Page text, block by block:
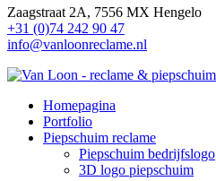
Zaagstraat 2A, 7556 MX Hengelo
+31 (0)74 242 90 47
info@vanloonreclame.nl
Homepagina
Portfolio
Piepschuim reclame
Piepschuim bedrijfslogo
3D logo piepschuim